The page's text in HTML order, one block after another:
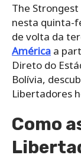
The
nesta quinta-
de volta da
América a
Direto do
Bolívia,
Libertadores
Como